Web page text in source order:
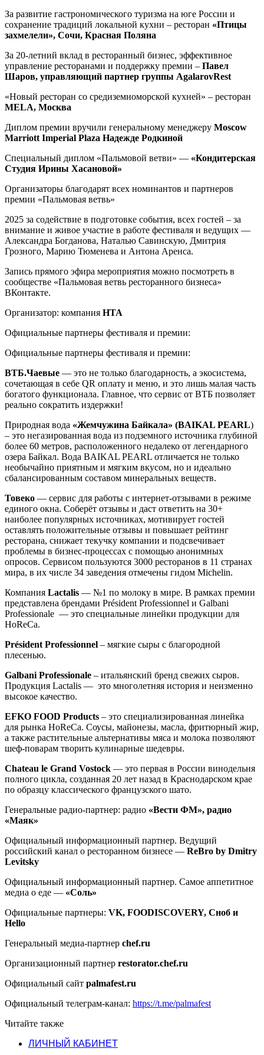
За развитие гастрономического туризма на юге России и
сохранение традиций локальной кухни – ресторан «Птицы
захмелели», Сочи, Красная Поляна
За 20-летний вклад в ресторанный бизнес, эффективное
управление ресторанами и поддержку премии – Павел
Шаров, управляющий партнер группы AgalarovRest
«Новый ресторан со средиземноморской кухней» – ресторан
MELA, Москва
Диплом премии вручили генеральному менеджеру Moscow
Marriott Imperial Plaza Надежде Родкиной
Специальный диплом «Пальмовой ветви» — «Кондитерская
Студия Ирины Хасановой»
Организаторы благодарят всех номинантов и партнеров
премии «Пальмовая ветвь»
2025 за содействие в подготовке события, всех гостей – за
внимание и живое участие в работе фестиваля и ведущих —
Александра Богданова, Наталью Савинскую, Дмитрия
Грозного, Марию Тюменева и Антона Аренса.
Запись прямого эфира мероприятия можно посмотреть в
сообществе «Пальмовая ветвь ресторанного бизнеса»
ВКонтакте.
Организатор: компания НТА
Официальные партнеры фестиваля и премии:
Официальные партнеры фестиваля и премии:
ВТБ.Чаевые — это не только благодарность, а экосистема,
сочетающая в себе QR оплату и меню, и это лишь малая часть
богатого функционала. Главное, что сервис от ВТБ позволяет
реально сократить издержки!
Природная вода «Жемчужина Байкала» (BAIKAL PEARL)
– это негазированная вода из подземного источника глубиной
более 60 метров, расположенного недалеко от легендарного
озера Байкал. Вода BAIKAL PEARL отличается не только
необычайно приятным и мягким вкусом, но и идеально
сбалансированным составом минеральных веществ.
Товеко — сервис для работы с интернет-отзывами в режиме
единого окна. Соберёт отзывы и даст ответить на 30+
наиболее популярных источниках, мотивирует гостей
оставлять положительные отзывы и повышает рейтинг
ресторана, снижает текучку компании и подсвечивает
проблемы в бизнес-процессах с помощью анонимных
опросов. Сервисом пользуются 3000 ресторанов в 11 странах
мира, в их числе 34 заведения отмечены гидом Michelin.
Компания Lactalis — №1 по молоку в мире. В рамках премии
представлена брендами Président Professionnel и Galbani
Professionale — это специальные линейки продукции для
HoReCa.
Président Professionnel – мягкие сыры с благородной
плесенью.
Galbani Professionale – итальянский бренд свежих сыров.
Продукция Lactalis — это многолетняя история и неизменно
высокое качество.
EFKO FOOD Products – это специализированная линейка
для рынка HoReCa. Соусы, майонезы, масла, фритюрный жир,
а также растительные альтернативы мяса и молока позволяют
шеф-поварам творить кулинарные шедевры.
Chateau le Grand Vostock — это первая в России винодельня
полного цикла, созданная 20 лет назад в Краснодарском крае
по образцу классического французского шато.
Генеральные радио-партнер: радио «Вести ФМ», радио
«Маяк»
Официальный информационный партнер. Ведущий
российский канал о ресторанном бизнесе — ReBro by Dmitry
Levitsky
Официальный информационный партнер. Самое аппетитное
медиа о еде — «Соль»
Официальные партнеры: VK, FOODISCOVERY, Сноб и
Hello
Генеральный медиа-партнер сhef.ru
Организационный партнер restorator.chef.ru
Официальный сайт palmafest.ru
Официальный телеграм-канал: https://t.me/palmafest
Читайте также
ЛИЧНЫЙ КАБИНЕТ